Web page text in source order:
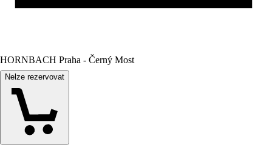
HORNBACH Praha - Černý Most
Nelze rezervovat